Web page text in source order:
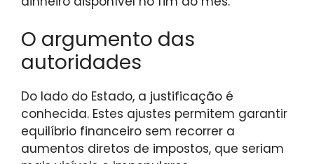
O argumento das
autoridades
Do lado do Estado, a justificação é
conhecida. Estes ajustes permitem garantir
equilíbrio financeiro sem recorrer a
aumentos diretos de impostos, que seriam